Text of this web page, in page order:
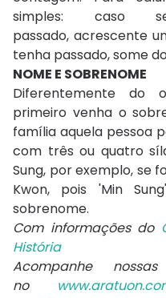
simples: caso
passado, acrescente
tenha passado, some
NOME E SOBRENOME
Diferentemente do
primeiro venha o
família aquela pessoa
com três ou quatro
Sung, por exemplo, se
Kwon, pois 'Min
sobrenome.
Com informações do
História
Acompanhe
no